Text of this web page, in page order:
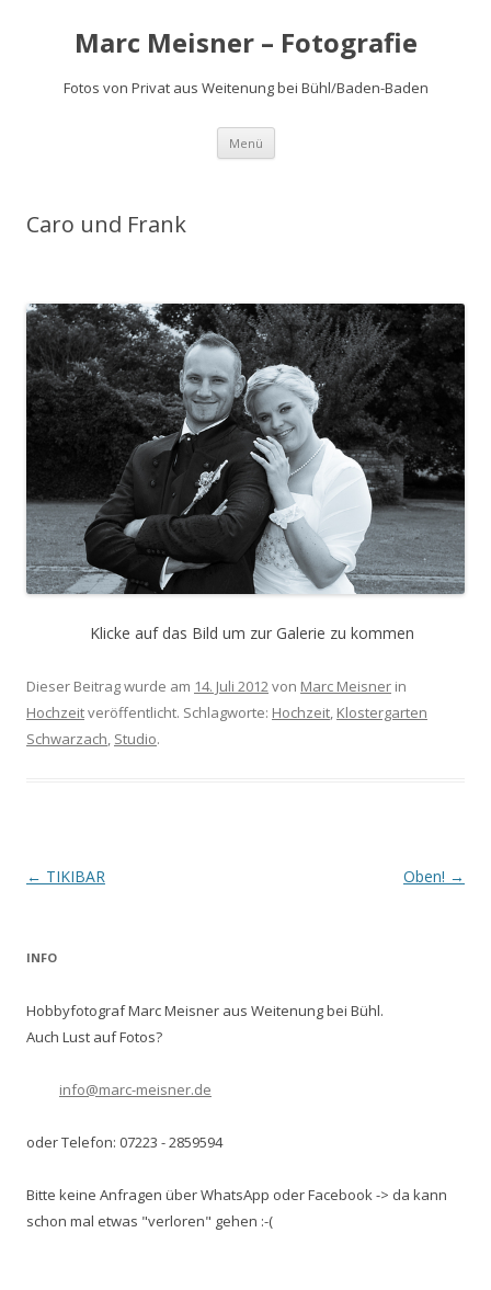
Marc Meisner – Fotografie
Fotos von Privat aus Weitenung bei Bühl/Baden-Baden
Menü Springe
Inhalt
Caro und Frank
Klicke auf das Bild um zur Galerie zu kommen
Dieser Beitrag wurde am 14. Juli 2012von Marc Meisner in
Hochzeitveröffentlicht. Schlagworte: Hochzeit, Klostergarten
Schwarzach, Studio.
Beitrags-
← TIKIBAR Oben! →
INFO
Hobbyfotograf Marc Meisner aus Weitenung bei Bühl.
Auch Lust auf Fotos?
info@marc-meisner.de
oder Telefon: 07223 - 2859594
Bitte keine Anfragen über WhatsApp oder Facebook -> da kann
schon mal etwas "verloren" gehen :-(